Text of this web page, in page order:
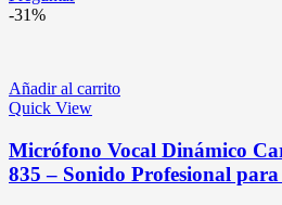
-31%
Añadir al carrito
Quick View
Micrófono Vocal Dinámico
835 – Sonido Profesional para